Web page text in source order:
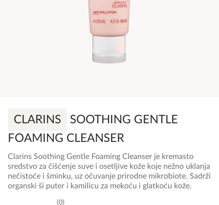
CLARINS
SOOTHING GENTLE
FOAMING CLEANSER
0
Clarins Soothing Gentle Foaming Cleanser je kremasto
sredstvo za čišćenje suve i osetljive kože koje nežno uklanja
nečistoće i šminku, uz očuvanje prirodne mikrobiote. Sadrži
organski ši puter i kamilicu za mekoću i glatkoću kože.